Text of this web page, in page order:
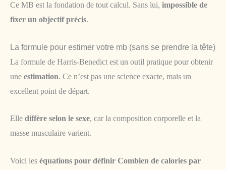
Ce MB est la fondation de tout calcul. Sans lui, impossible de
fixer un objectif précis.
La formule pour estimer votre mb (sans se prendre la tête)
La formule de Harris-Benedict est un outil pratique pour obtenir
une estimation. Ce n’est pas une science exacte, mais un
excellent point de départ.
Elle diffère selon le sexe, car la composition corporelle et la
masse musculaire varient.
Voici les équations pour définir Combien de calories par